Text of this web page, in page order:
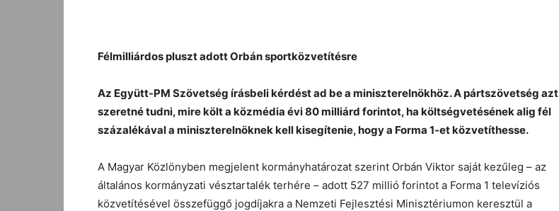
Félmilliárdos pluszt adott Orbán sportközvetítésre
Az Együtt-PM Szövetség írásbeli kérdést ad be a miniszterelnökhöz. A pártszövetség azt
szeretné tudni, mire költ a közmédia évi 80 milliárd forintot, ha költségvetésének alig fél
százalékával a miniszterelnöknek kell kisegítenie, hogy a Forma 1-et közvetíthesse.
A Magyar Közlönyben megjelent kormányhatározat szerint Orbán Viktor saját kezűleg – az
általános kormányzati vésztartalék terhére – adott 527 millió forintot a Forma 1 televíziós
közvetítésével összefüggő jogdíjakra a Nemzeti Fejlesztési Minisztériumon keresztül a